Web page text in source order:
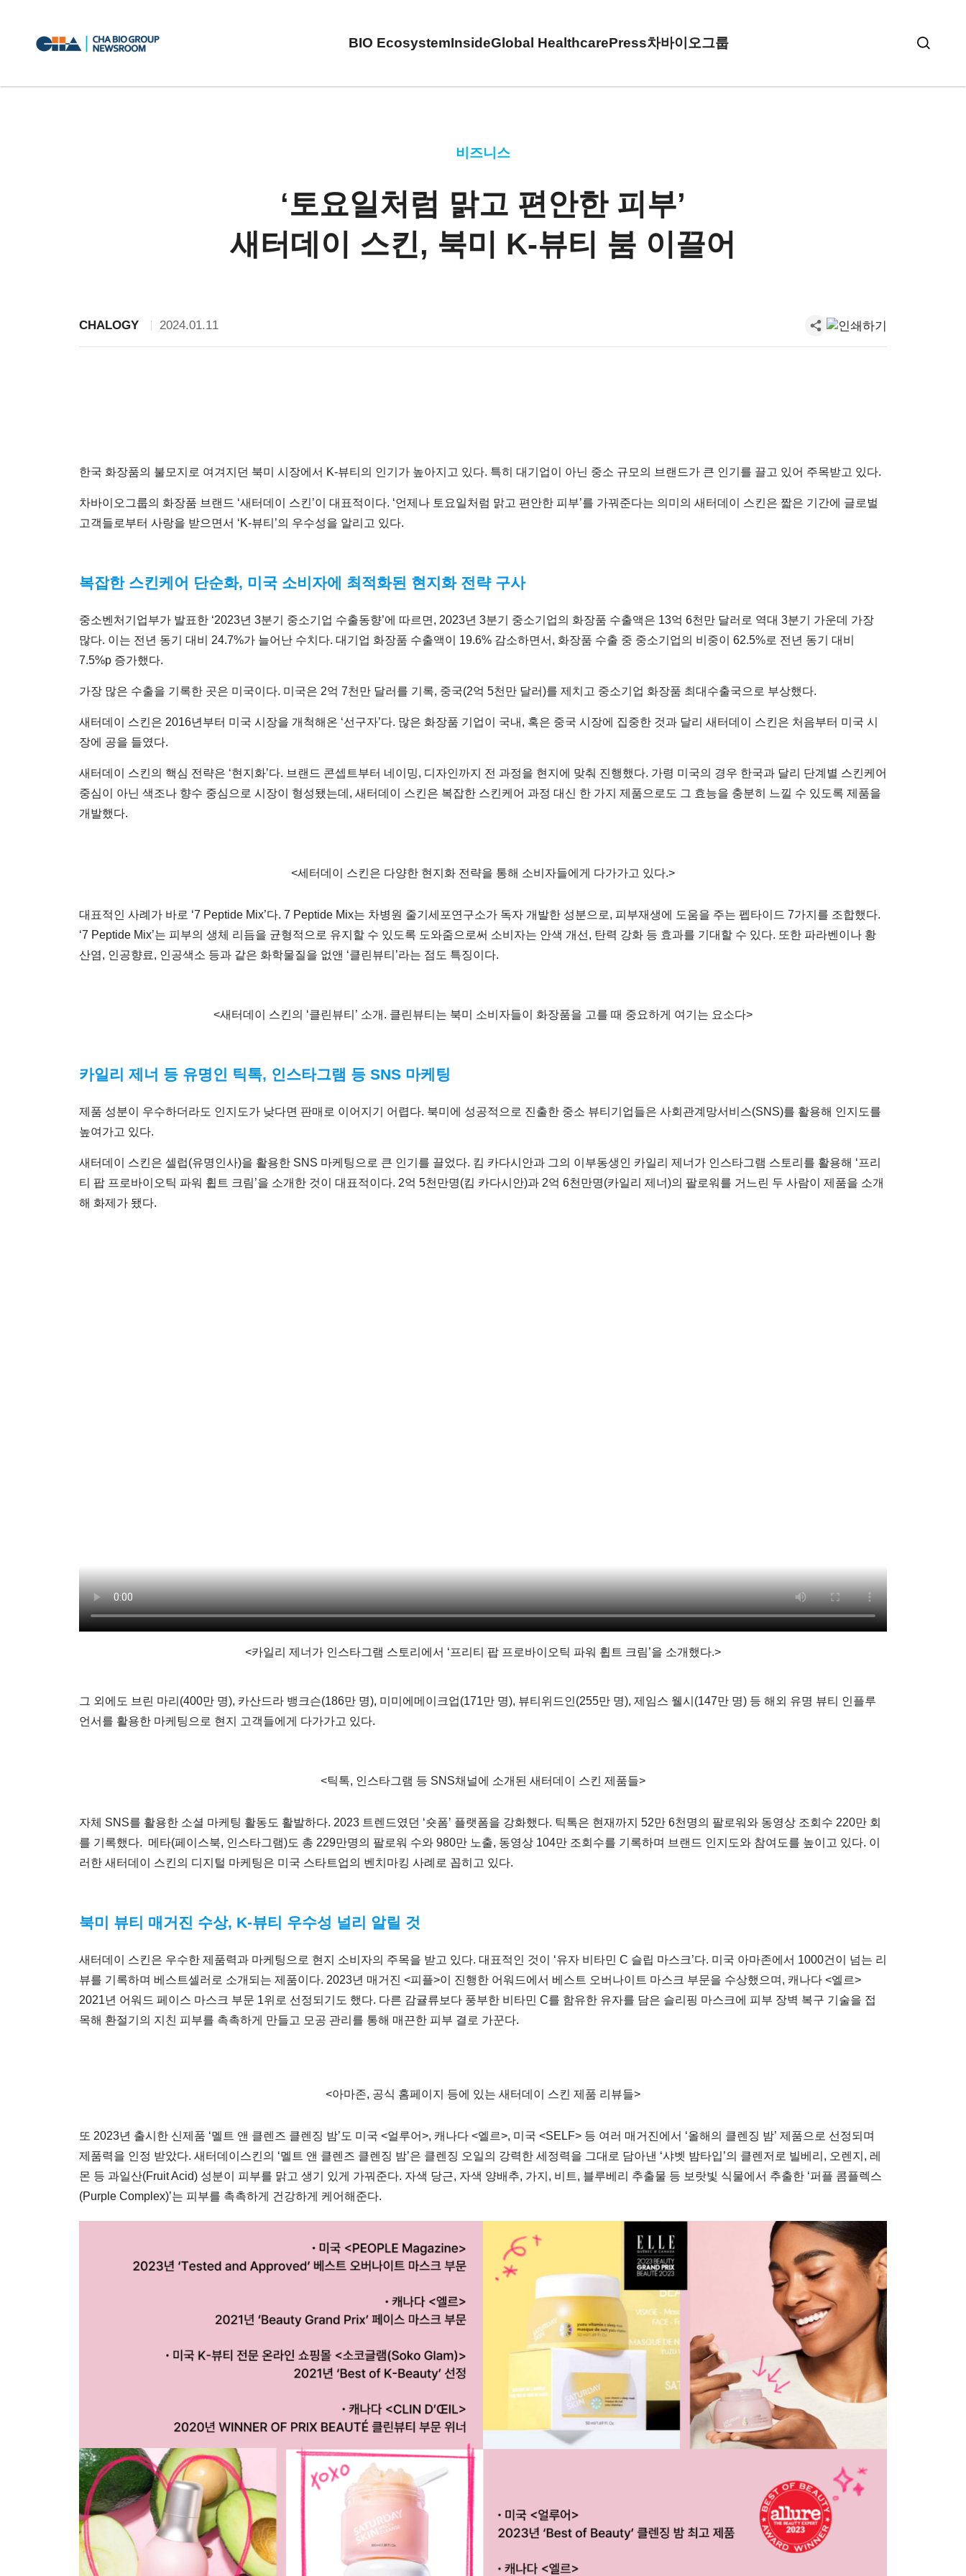
BIO EcosystemInsideGlobal HealthcarePress차바이오그룹
비즈니스
‘토요일처럼 맑고 편안한 피부’
새터데이 스킨, 북미 K-뷰티 붐 이끌어
CHALOGY 2024.01.11
한국 화장품의 불모지로 여겨지던 북미 시장에서 K-뷰티의 인기가 높아지고 있다. 특히 대기업이 아닌 중소 규모의 브랜드가 큰 인기를 끌고 있어 주목받고 있다.
차바이오그룹의 화장품 브랜드 ‘새터데이 스킨’이 대표적이다. ‘언제나 토요일처럼 맑고 편안한 피부’를 가꿔준다는 의미의 새터데이 스킨은 짧은 기간에 글로벌
고객들로부터 사랑을 받으면서 ‘K-뷰티’의 우수성을 알리고 있다.
복잡한 스킨케어 단순화, 미국 소비자에 최적화된 현지화 전략 구사
중소벤처기업부가 발표한 ‘2023년 3분기 중소기업 수출동향’에 따르면, 2023년 3분기 중소기업의 화장품 수출액은 13억 6천만 달러로 역대 3분기 가운데 가장
많다. 이는 전년 동기 대비 24.7%가 늘어난 수치다. 대기업 화장품 수출액이 19.6% 감소하면서, 화장품 수출 중 중소기업의 비중이 62.5%로 전년 동기 대비
7.5%p 증가했다.
가장 많은 수출을 기록한 곳은 미국이다. 미국은 2억 7천만 달러를 기록, 중국(2억 5천만 달러)를 제치고 중소기업 화장품 최대수출국으로 부상했다.
새터데이 스킨은 2016년부터 미국 시장을 개척해온 ‘선구자’다. 많은 화장품 기업이 국내, 혹은 중국 시장에 집중한 것과 달리 새터데이 스킨은 처음부터 미국 시
장에 공을 들였다.
새터데이 스킨의 핵심 전략은 ‘현지화’다. 브랜드 콘셉트부터 네이밍, 디자인까지 전 과정을 현지에 맞춰 진행했다. 가령 미국의 경우 한국과 달리 단계별 스킨케어
중심이 아닌 색조나 향수 중심으로 시장이 형성됐는데, 새터데이 스킨은 복잡한 스킨케어 과정 대신 한 가지 제품으로도 그 효능을 충분히 느낄 수 있도록 제품을
개발했다.
<세터데이 스킨은 다양한 현지화 전략을 통해 소비자들에게 다가가고 있다.>
대표적인 사례가 바로 ‘7 Peptide Mix’다. 7 Peptide Mix는 차병원 줄기세포연구소가 독자 개발한 성분으로, 피부재생에 도움을 주는 펩타이드 7가지를 조합했다.
‘7 Peptide Mix’는 피부의 생체 리듬을 균형적으로 유지할 수 있도록 도와줌으로써 소비자는 안색 개선, 탄력 강화 등 효과를 기대할 수 있다. 또한 파라벤이나 황
산염, 인공향료, 인공색소 등과 같은 화학물질을 없앤 ‘클린뷰티’라는 점도 특징이다.
<새터데이 스킨의 ‘클린뷰티’ 소개. 클린뷰티는 북미 소비자들이 화장품을 고를 때 중요하게 여기는 요소다>
카일리 제너 등 유명인 틱톡, 인스타그램 등 SNS 마케팅
제품 성분이 우수하더라도 인지도가 낮다면 판매로 이어지기 어렵다. 북미에 성공적으로 진출한 중소 뷰티기업들은 사회관계망서비스(SNS)를 활용해 인지도를
높여가고 있다.
새터데이 스킨은 셀럽(유명인사)을 활용한 SNS 마케팅으로 큰 인기를 끌었다. 킴 카다시안과 그의 이부동생인 카일리 제너가 인스타그램 스토리를 활용해 ‘프리
티 팝 프로바이오틱 파워 휩트 크림’을 소개한 것이 대표적이다. 2억 5천만명(킴 카다시안)과 2억 6천만명(카일리 제너)의 팔로워를 거느린 두 사람이 제품을 소개
해 화제가 됐다.
<카일리 제너가 인스타그램 스토리에서 ‘프리티 팝 프로바이오틱 파워 휩트 크림’을 소개했다.>
그 외에도 브린 마리(400만 명), 카산드라 뱅크슨(186만 명), 미미에메이크업(171만 명), 뷰티위드인(255만 명), 제임스 웰시(147만 명) 등 해외 유명 뷰티 인플루
언서를 활용한 마케팅으로 현지 고객들에게 다가가고 있다.
<틱톡, 인스타그램 등 SNS채널에 소개된 새터데이 스킨 제품들>
자체 SNS를 활용한 소셜 마케팅 활동도 활발하다. 2023 트렌드였던 ‘숏폼’ 플랫폼을 강화했다. 틱톡은 현재까지 52만 6천명의 팔로워와 동영상 조회수 220만 회
를 기록했다. 메타(페이스북, 인스타그램)도 총 229만명의 팔로워 수와 980만 노출, 동영상 104만 조회수를 기록하며 브랜드 인지도와 참여도를 높이고 있다. 이
러한 새터데이 스킨의 디지털 마케팅은 미국 스타트업의 벤치마킹 사례로 꼽히고 있다.
북미 뷰티 매거진 수상, K-뷰티 우수성 널리 알릴 것
새터데이 스킨은 우수한 제품력과 마케팅으로 현지 소비자의 주목을 받고 있다. 대표적인 것이 ‘유자 비타민 C 슬립 마스크’다. 미국 아마존에서 1000건이 넘는 리
뷰를 기록하며 베스트셀러로 소개되는 제품이다. 2023년 매거진 <피플>이 진행한 어워드에서 베스트 오버나이트 마스크 부문을 수상했으며, 캐나다 <엘르>
2021년 어워드 페이스 마스크 부문 1위로 선정되기도 했다. 다른 감귤류보다 풍부한 비타민 C를 함유한 유자를 담은 슬리핑 마스크에 피부 장벽 복구 기술을 접
목해 환절기의 지친 피부를 촉촉하게 만들고 모공 관리를 통해 매끈한 피부 결로 가꾼다.
<아마존, 공식 홈페이지 등에 있는 새터데이 스킨 제품 리뷰들>
또 2023년 출시한 신제품 ‘멜트 앤 클렌즈 클렌징 밤’도 미국 <얼루어>, 캐나다 <엘르>, 미국 <SELF> 등 여러 매거진에서 ‘올해의 클렌징 밤’ 제품으로 선정되며
제품력을 인정 받았다. 새터데이스킨의 ‘멜트 앤 클렌즈 클렌징 밤’은 클렌징 오일의 강력한 세정력을 그대로 담아낸 ‘샤벳 밤타입’의 클렌저로 빌베리, 오렌지, 레
몬 등 과일산(Fruit Acid) 성분이 피부를 맑고 생기 있게 가꿔준다. 자색 당근, 자색 양배추, 가지, 비트, 블루베리 추출물 등 보랏빛 식물에서 추출한 ‘퍼플 콤플렉스
(Purple Complex)’는 피부를 촉촉하게 건강하게 케어해준다.